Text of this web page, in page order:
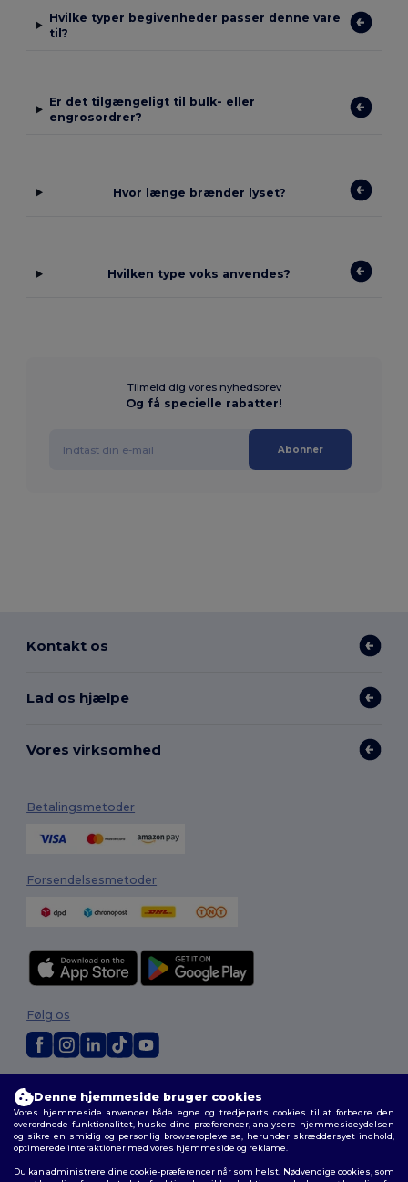
Hvilke typer begivenheder passer denne vare
til?
Er det tilgængeligt til bulk- eller
engrosordrer?
Hvor længe brænder lyset?
Hvilken type voks anvendes?
Tilmeld dig vores nyhedsbrev
Og få specielle rabatter!
Abonner
Kontakt os
Lad os hjælpe
Vores virksomhed
Betalingsmetoder
Forsendelsesmetoder
Vilkår og Betingelser|Tilpasset politik |Fortrolighedspolitik
cookies|Sitemap
Følg os
Denne hjemmeside bruger cookies
Vores hjemmeside anvender både egne og tredjeparts cookies til at forbedre den
overordnede funktionalitet, huske dine præferencer, analysere hjemmesideydelsen
og sikre en smidig og personlig browseroplevelse, herunder skræddersyet indhold,
optimerede interaktioner med vores hjemmeside og reklame.
Du kan administrere dine cookie-præferencer når som helst. Nødvendige cookies, som